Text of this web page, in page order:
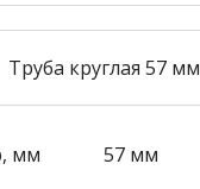
Труба круглая 57 мм
мм
57 мм